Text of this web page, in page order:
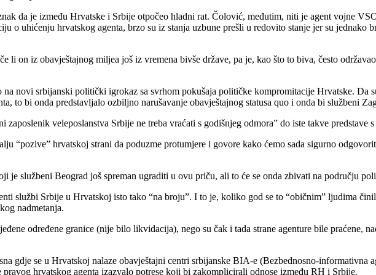
da je između Hrvatske i Srbije otpočeo hladni rat. Čolović, međutim, niti je agent vojne
o uhićenju hrvatskog agenta, brzo su iz stanja uzbune prešli u redovito stanje jer su jednako
on iz obavještajnog miljea još iz vremena bivše države, pa je, kao što to biva, često
novi srbijanski politički igrokaz sa svrhom pokušaja političke kompromitacije Hrvatske. Da
to bi onda predstavljalo ozbiljno narušavanje obavještajnog statusa quo i onda bi službeni
veleposlanstva Srbije ne treba vraćati s godišnjeg odmora” do iste takve predstave
“pozive” hrvatskoj strani da poduzme protumjere i govore kako ćemo sada sigurno
je službeni Beograd još spreman ugraditi u ovu priču, ali to će se onda zbivati na području
službi Srbije u Hrvatskoj isto tako “na broju”. I to je, koliko god se to “običnim” ljudima
nadmetanja.
određene granice (nije bilo likvidacija), nego su čak i tada strane agenture bile praćene,
gdje se u Hrvatskoj nalaze obavještajni centri srbijanske BIA-e (Bezbednosno-informativna
hrvatskog agenta izazvalo potrese koji bi zakomplicirali odnose između RH i Srbije.